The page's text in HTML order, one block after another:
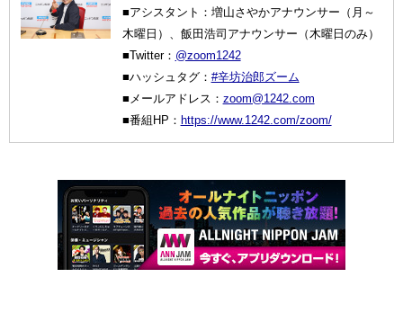
■アシスタント：増山さやかアナウンサー（月～
木曜日）、飯田浩司アナウンサー（木曜日のみ）
■Twitter： @zoom1242
■ハッシュタグ： #辛坊治郎ズーム
■メールアドレス： zoom@1242.com
■番組HP： https://www.1242.com/zoom/